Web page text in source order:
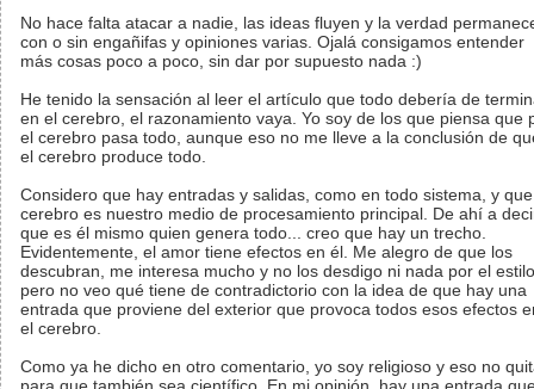
No hace falta atacar a nadie, las ideas fluyen y la verdad
con o sin engañifas y opiniones varias. Ojalá consigamos entender
más cosas poco a poco, sin dar por supuesto nada :)
He tenido la sensación al leer el artículo que todo debería de
en el cerebro, el razonamiento vaya. Yo soy de los que piensa que
el cerebro pasa todo, aunque eso no me lleve a la conclusión de
el cerebro produce todo.
Considero que hay entradas y salidas, como en todo sistema, y
cerebro es nuestro medio de procesamiento principal. De ahí a
que es él mismo quien genera todo... creo que hay un trecho.
Evidentemente, el amor tiene efectos en él. Me alegro de que los
descubran, me interesa mucho y no los desdigo ni nada por el
pero no veo qué tiene de contradictorio con la idea de que hay una
entrada que proviene del exterior que provoca todos esos efectos
el cerebro.
Como ya he dicho en otro comentario, yo soy religioso y eso no